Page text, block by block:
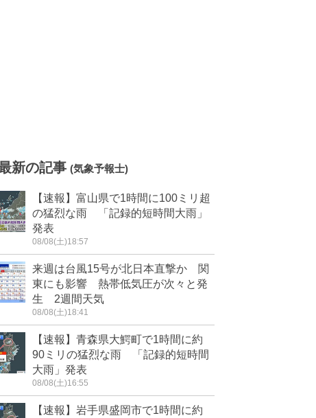
新の記事 (気象予報士)
【速報】富山県で1時間に100ミリ超
の猛烈な雨 「記録的短時間大雨」
発表
08/08(土)18:57
来週は台風15号が北日本直撃か 関
東にも影響 熱帯低気圧が次々と発
生 2週間天気
08/08(土)18:41
【速報】青森県大鰐町で1時間に約
90ミリの猛烈な雨 「記録的短時間
大雨」発表
08/08(土)16:55
【速報】岩手県盛岡市で1時間に約